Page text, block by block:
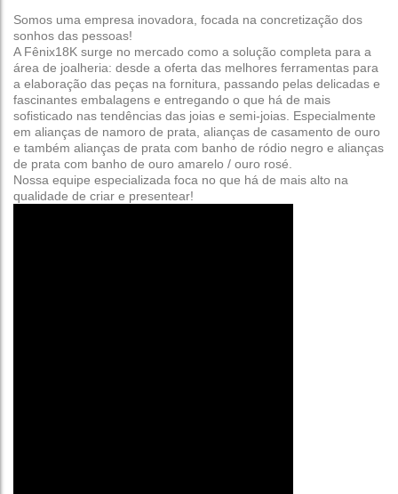
Somos uma empresa inovadora, focada na concretização dos
sonhos das pessoas!
A Fênix18K surge no mercado como a solução completa para a
área de joalheria: desde a oferta das melhores ferramentas para
a elaboração das peças na fornitura, passando pelas delicadas e
fascinantes embalagens e entregando o que há de mais
sofisticado nas tendências das joias e semi-joias. Especialmente
em alianças de namoro de prata, alianças de casamento de ouro
e também alianças de prata com banho de ródio negro e alianças
de prata com banho de ouro amarelo / ouro rosé
Nossa equipe especializada foca no que há de mais alto na
qualidade de criar e presentear!